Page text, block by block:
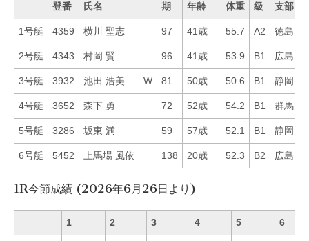
登番 氏名 期 年齢 体重 級 支部
1号艇 4359 横川 聖志 97 41歳 55.7 A2 徳島
2号艇 4343 村岡 賢 96 41歳 53.9 B1 広島
3号艇 3932 池田 浩美 W 81 50歳 50.6 B1 静岡
4号艇 3652 森下 勇 72 52歳 54.2 B1 群馬
5号艇 3286 坂東 満 59 57歳 52.1 B1 静岡
6号艇 5452 上馬場 風依 138 20歳 52.3 B2 広島
1R今節成績 (2026年6月26日より)
1 2 3 4 5 6